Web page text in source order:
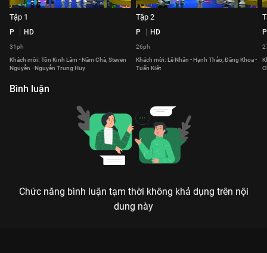
Tập 1
P HD
31ph
Khách mời: Tôn Kinh Lâm - Năm Chà, Steven
Nguyễn - Nguyễn Trung Huy
Tập 2
P HD
26ph
Khách mời: Lê Nhân - Hạnh Thảo, Đăng Khoa -
Tuấn Kiệt
P
Bình luận
Chức năng bình luận tạm thời không khả dụng trên nội
dung này